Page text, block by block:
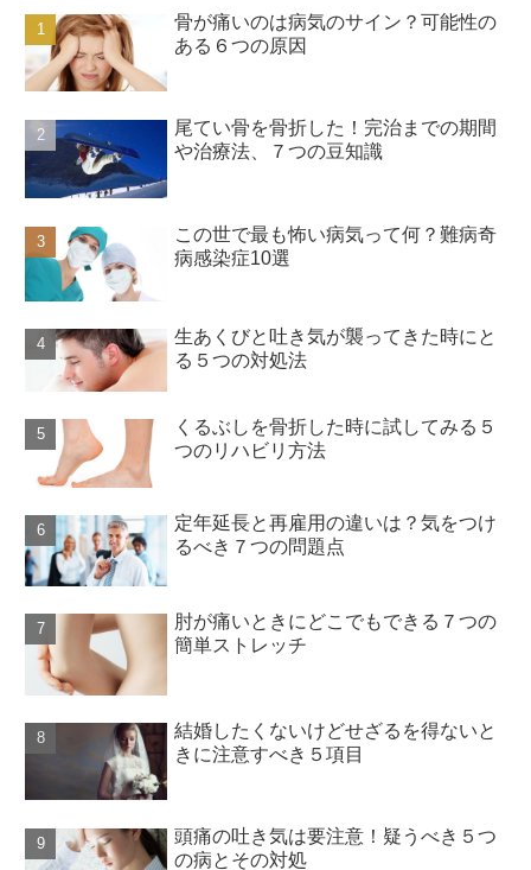
骨が痛いのは病気のサイン？可能性の
ある６つの原因
尾てい骨を骨折した！完治までの期間
や治療法、７つの豆知識
この世で最も怖い病気って何？難病奇
病感染症10選
生あくびと吐き気が襲ってきた時にと
る５つの対処法
くるぶしを骨折した時に試してみる５
つのリハビリ方法
定年延長と再雇用の違いは？気をつけ
るべき７つの問題点
肘が痛いときにどこでもできる７つの
簡単ストレッチ
結婚したくないけどせざるを得ないと
きに注意すべき５項目
頭痛の吐き気は要注意！疑うべき５つ
の病とその対処